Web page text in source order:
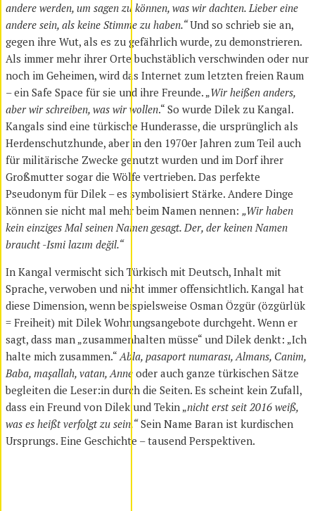
andere werden, um sagen zu können, was wir dachten. Lieber eine
andere sein, als keine Stimme zu haben.“Und so schrieb sie an,
gegen ihre Wut, als es zu gefährlich wurde, zu demonstrieren.
Als immer mehr ihrer Orte buchstäblich verschwinden oder nur
noch im Geheimen, wird das Internet zum letzten freien Raum
– ein Safe Space für sie und ihre Freunde. „Wir heißen anders,
aber wir schreiben, was wir wollen.“ So wurde Dilek zu Kangal.
Kangals sind eine türkische Hunderasse, die ursprünglich als
Herdenschutzhunde, aber in den 1970er Jahren zum Teil auch
für militärische Zwecke genutzt wurden und im Dorf ihrer
Großmutter sogar die Wölfe vertrieben. Das perfekte
Pseudonym für Dilek – es symbolisiert Stärke. Andere Dinge
können sie nicht mal mehr beim Namen nennen: „Wir haben
kein einziges Mal seinen Namen gesagt. Der, der keinen Namen
braucht -Ismi lazım değil.“
In Kangal vermischt sich Türkisch mit Deutsch, Inhalt mit
Sprache, verwoben und nicht immer offensichtlich. Kangal hat
diese Dimension, wenn beispielsweise Osman Özgür (özgürlük
= Freiheit) mit Dilek Wohnungsangebote durchgeht. Wenn er
sagt, dass man „zusammenhalten müsse“ und Dilek denkt: „Ich
halte mich zusammen.“Abla, pasaport numarası, Almans, Canim,
Baba, maşallah, vatan, Anne oder auch ganze türkischen Sätze
begleiten die Leser:in durch die Seiten. Es scheint kein Zufall,
dass ein Freund von Dilek und Tekin „nicht erst seit 2016 weiß,
was es heißt verfolgt zu sein.“Sein Name Baran ist kurdischen
Ursprungs. Eine Geschichte – tausend Perspektiven.